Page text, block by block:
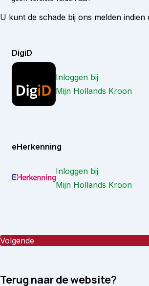
U kunt de schade bij ons melden
DigiD
Inloggen bij
Mijn Hollands Kroon
eHerkenning
Inloggen bij
Mijn Hollands Kroon
Terug naar de website?